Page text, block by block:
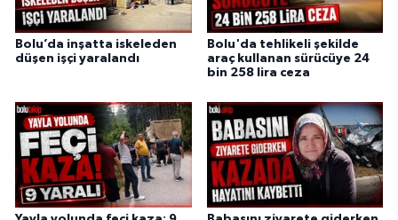
Bolu’da inşatta iskeleden
düşen işçi yaralandı
Bolu'da tehlikeli şekilde
araç kullanan sürücüye 24
bin 258 lira ceza